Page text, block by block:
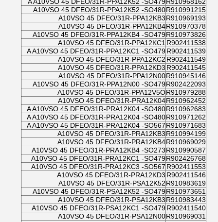
R910991215
A10VSO 45 DFEO/31R-PPA12K52 -SO480
R910969193
A10VSO 45 DFEO/31R-PPA12KB3
R910970378
A10VSO 45 DFEO/31R-PPA12KB4
R910973826
A10VSO 45 DFEO/31R-PPA12KB4 -SO479
R902411538
A10VSO 45 DFEO/31R-PPA12KC1
R902411539
A A10VSO 45 DFEO/31R-PPA12KC1 -SO479
R902411549
A10VSO 45 DFEO/31R-PPA12KC2
R902411545
A10VSO 45 DFEO/31R-PPA12KD3
R910945146
A10VSO 45 DFEO/31R-PPA12N00
R902422093
A10VSO 45 DFEO/31R-PPA12N00 -SO479
R910979288
A10VSO 45 DFEO/31R-PPA12V5O
R910962452
A10VSO 45 DFEO/31R-PRA12K04
R910962683
A A10VSO 45 DFEO/31R-PRA12K04 -SO480
R910971262
A A10VSO 45 DFEO/31R-PRA12K04 -SO480
R910971683
A A10VSO 45 DFEO/31R-PRA12K04 -SO567
R910994199
A10VSO 45 DFEO/31R-PRA12KB3
R910969029
A10VSO 45 DFEO/31R-PRA12KB4
R910990587
A10VSO 45 DFEO/31R-PRA12KB4 -SO273
R902426768
A10VSO 45 DFEO/31R-PRA12KC1 -SO479
R902411553
A10VSO 45 DFEO/31R-PRA12KC3 -SO567
R902411546
A10VSO 45 DFEO/31R-PRA12KD3
R910983619
A10VSO 45 DFEO/31R-PSA12K52
R910973651
A10VSO 45 DFEO/31R-PSA12K52 -SO479
R910983443
A10VSO 45 DFEO/31R-PSA12KB3
R902411540
A10VSO 45 DFEO/31R-PSA12KC1 -SO479
R910969031
A10VSO 45 DFEO/31R-PSA12N00